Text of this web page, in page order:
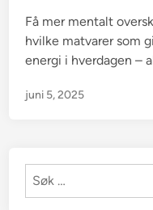
i
n
Få mer mentalt
hvilke matvarer som
energi i hverdagen –
juni 5, 2025
Søk